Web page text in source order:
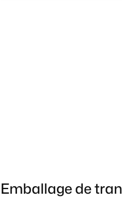
Emballage de